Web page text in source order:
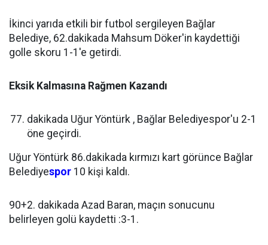
İkinci yarıda etkili bir futbol sergileyen Bağlar
Belediye, 62.dakikada Mahsum Döker'in kaydettiği
golle skoru 1-1'e getirdi.
Eksik Kalmasına Rağmen Kazandı
dakikada Uğur Yöntürk , Bağlar Belediyespor'u 2-1
öne geçirdi.
Uğur Yöntürk 86.dakikada kırmızı kart görünce Bağlar
Belediyespor 10 kişi kaldı.
90+2. dakikada Azad Baran, maçın sonucunu
belirleyen golü kaydetti :3-1.